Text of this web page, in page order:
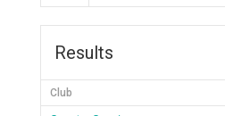
Results
Club